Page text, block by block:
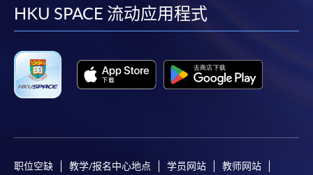
facebook
youtube
linkedin
HKU SPACE 流动应用程式
职位空缺 教学/报名中心地点 学员网站 教师网站